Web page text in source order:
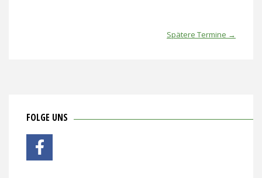
Spätere Termine →
FOLGE UNS